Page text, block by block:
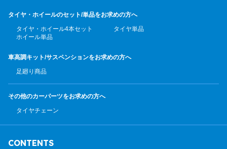
タイヤ・ホイールのセット/単品をお求めの方へ
タイヤ・ホイール4本セット
タイヤ単品
ホイール単品
車高調キット/サスペンションをお求めの方へ
足廻り商品
その他のカーパーツをお求めの方へ
タイヤチェーン
CONTENTS